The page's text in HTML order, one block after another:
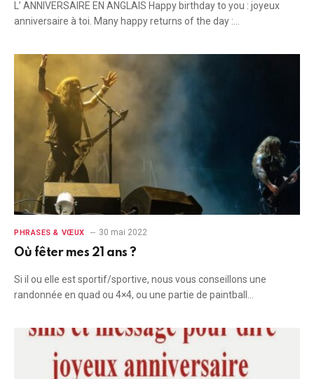
L’ ANNIVERSAIRE EN ANGLAIS Happy birthday to you : joyeux
anniversaire à toi. Many happy returns of the day :…
PHRASES & VŒUX 30 mai 2022
Où fêter mes 21 ans ?
Si il ou elle est sportif/sportive, nous vous conseillons une
randonnée en quad ou 4×4, ou une partie de paintball…